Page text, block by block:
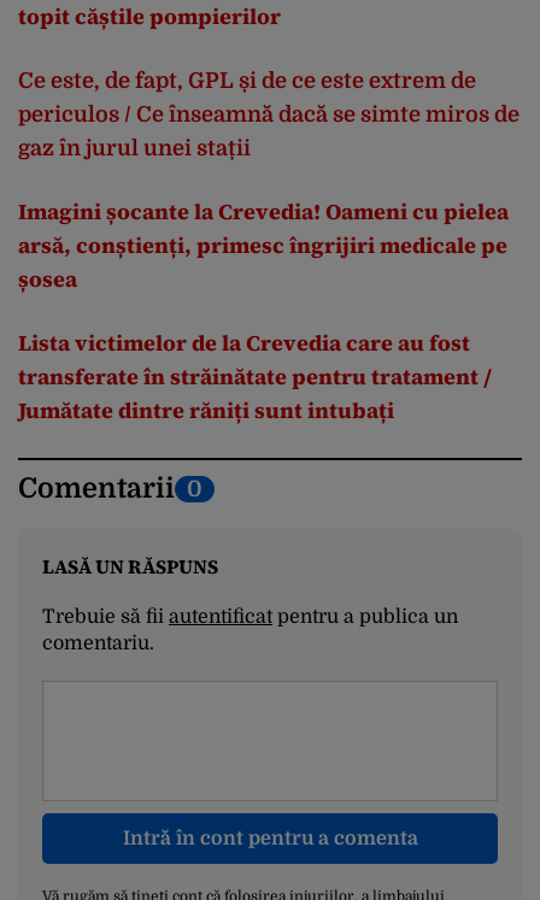
topit căștile pompierilor
Ce este, de fapt, GPL și de ce este extrem de
periculos / Ce înseamnă dacă se simte miros de
gaz în jurul unei stații
Imagini șocante la Crevedia! Oameni cu pielea
arsă, conștienți, primesc îngrijiri medicale pe
șosea
Lista victimelor de la Crevedia care au fost
transferate în străinătate pentru tratament /
Jumătate dintre răniți sunt intubați
Comentarii 0
LASĂ UN RĂSPUNS
Trebuie să fii autentificatpentru a publica un
comentariu.
Intră în cont pentru a comenta
Vă rugăm să țineți cont că folosirea injuriilor, a limbajului